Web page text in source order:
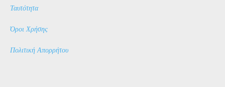
Ταυτότητα
Όροι Χρήσης
Πολιτική Απορρήτου